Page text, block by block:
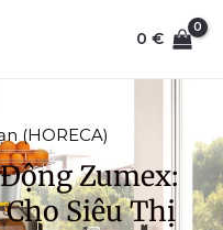
0€
(HORECA)
Zumex:
Siêu Thị